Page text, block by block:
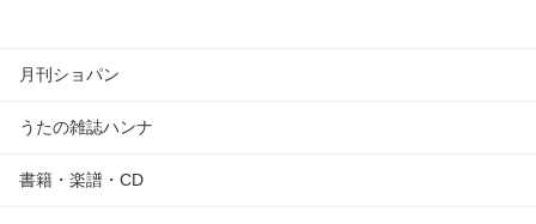
月刊ショパン
うたの雑誌ハンナ
書籍・楽譜・CD